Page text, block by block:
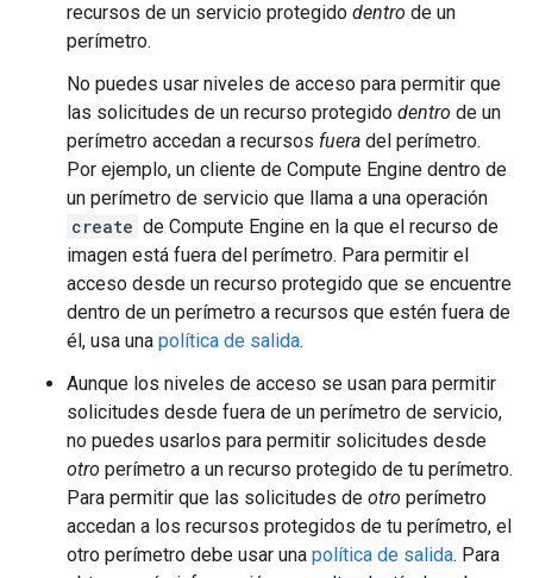
recursos de un servicio protegido dentro de un
perímetro.
No puedes usar niveles de acceso para permitir que
las solicitudes de un recurso protegido dentro de un
perímetro accedan a recursos fuera del perímetro.
Por ejemplo, un cliente de Compute Engine dentro de
un perímetro de servicio que llama a una operación
create de Compute Engine en la que el recurso de
imagen está fuera del perímetro. Para permitir el
acceso desde un recurso protegido que se encuentre
dentro de un perímetro a recursos que estén fuera de
él, usa una política de salida.
Aunque los niveles de acceso se usan para permitir
solicitudes desde fuera de un perímetro de servicio,
no puedes usarlos para permitir solicitudes desde
otro perímetro a un recurso protegido de tu perímetro.
Para permitir que las solicitudes de otro perímetro
accedan a los recursos protegidos de tu perímetro, el
otro perímetro debe usar una política de salida. Para